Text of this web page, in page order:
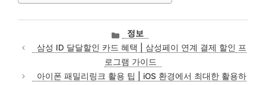
카
테
고
리
정보
삼성 ID 달달할인 카드 혜택 | 삼성페이 연계 결제 할인 프
로그램 가이드
아이폰 패밀리링크 활용 팁 | iOS 환경에서 최대한 활용하